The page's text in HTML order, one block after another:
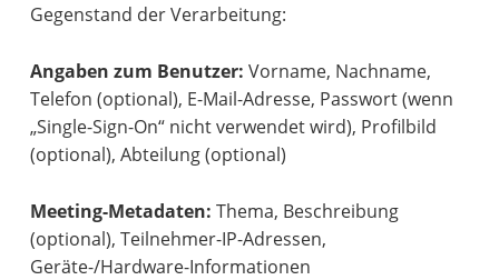
Gegenstand der Verarbeitung:
Angaben zum Benutzer: Vorname, Nachname,
Telefon (optional), E-Mail-Adresse, Passwort (wenn
„Single-Sign-On“ nicht verwendet wird), Profilbild
(optional), Abteilung (optional)
Meeting-Metadaten: Thema, Beschreibung
(optional), Teilnehmer-IP-Adressen,
Geräte-/Hardware-Informationen